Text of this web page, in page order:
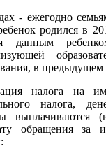
- ежегодно
родился в
данным
в предыдущем
налога на
налога,
выплачиваются
обращения за